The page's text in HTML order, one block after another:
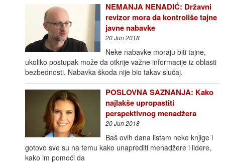
NEMANJA NENADIĆ: Državni
revizor mora da kontroliše tajne
javne nabavke
20 Jun 2018
Neke nabavke moraju biti tajne,
ukoliko postupak može da otkrije važne informacije iz oblasti
bezbednosti. Nabavka škoda nije bio takav slučaj.
POSLOVNA SAZNANJA: Kako
najlakše upropastiti
perspektivnog menadžera
20 Jun 2018
Baš ovih dana listam neke knjige i
gotovo sve su na temu kako unaprediti menadžere i lidere,
kako im pomoći da